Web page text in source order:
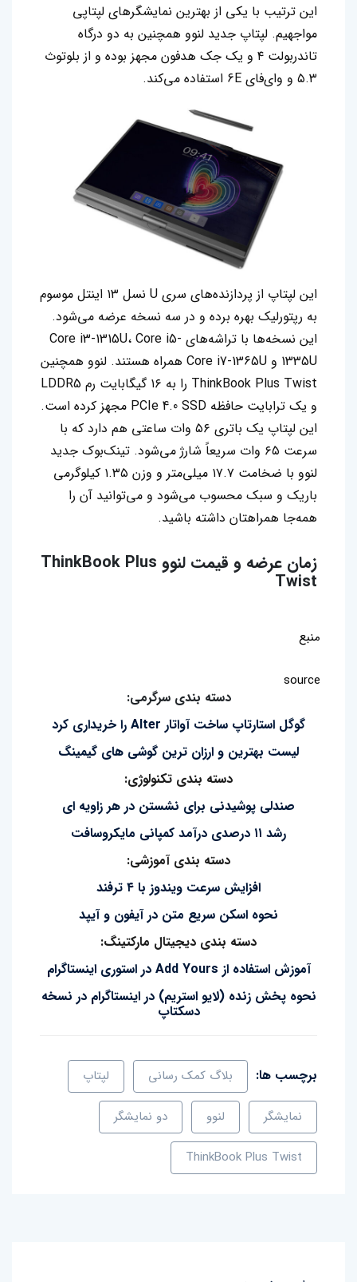
این ترتیب با یکی از بهترین نمایشگر‌های لپتاپی
مواجهیم. لپتاپ جدید لنوو همچنین به دو درگاه
تاندربولت ۴ و یک جک هدفون مجهز بوده و از بلوتوث
۵.۳ و وای‌فای 6E استفاده می‌کند.
این لپتاپ از پردازنده‌های سری U نسل ۱۳ اینتل موسوم
به رپتورلیک بهره برده و در سه نسخه عرضه می‌شود.
این نسخه‌ها با تراشه‌های Core i3-1315U، Core i5-
1335U و Core i7-1365U همراه هستند. لنوو همچنین
ThinkBook Plus Twist را به ۱۶ گیگابایت رم LDDR5
و یک ترابایت حافظه PCIe 4.0 SSD مجهز کرده است.
این لپتاپ یک باتری ۵۶ وات ساعتی هم دارد که با
سرعت ۶۵ وات سریعاً شارژ می‌شود. تینک‌بوک جدید
لنوو با ضخامت ۱۷.۷ میلی‌متر و وزن ۱.۳۵ کیلوگرمی
باریک و سبک محسوب می‌شود و می‌توانید آن را
همه‌جا همراهتان داشته باشید.
زمان عرضه و قیمت لنوو ThinkBook Plus
Twist
منبع
source
دسته بندی سرگرمی:
گوگل استارتاپ ساخت آواتار Alter را خریداری کرد
لیست بهترین و ارزان ترین گوشی های گیمینگ
دسته بندی تکنولوژی:
صندلی پوشیدنی برای نشستن در هر زاویه ای
رشد ۱۱ درصدی درآمد کمپانی مایکروسافت
دسته بندی آموزشی:
افزایش سرعت ویندوز با ۴ ترفند
نحوه اسکن سریع متن در آیفون و آیپد
دسته بندی دیجیتال مارکتینگ:
آموزش استفاده از Add Yours در استوری اینستاگرام
نحوه پخش زنده (لایو استریم) در اینستاگرام در نسخه
دسکتاپ
برچسب ها: بلاگ کمک رسانی لپتاپ
نمایشگر لنوو دو نمایشگر
ThinkBook Plus Twist